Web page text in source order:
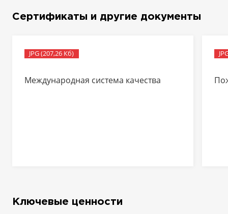
Сертификаты и другие документы
JPG (207,26 Кб)
Международная система качества
Ключевые ценности